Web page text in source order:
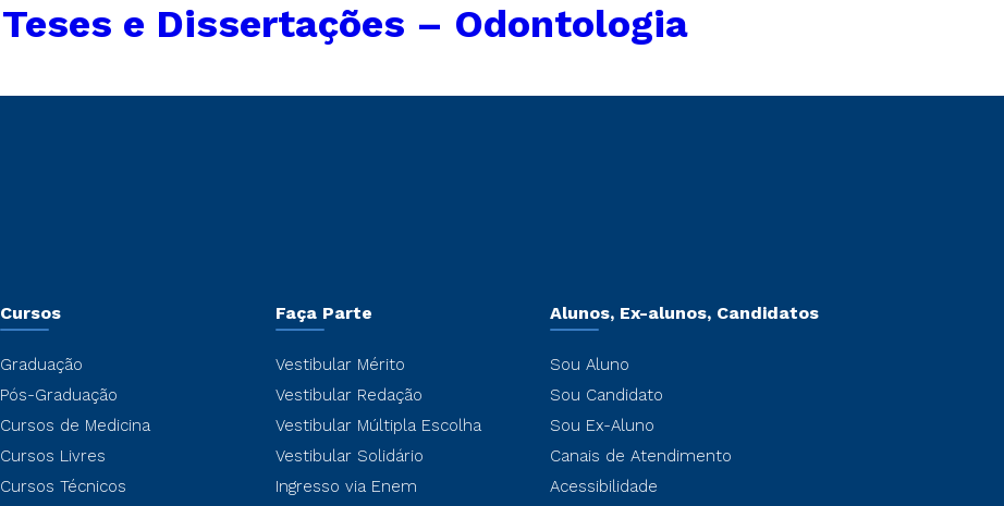
Teses e Dissertações – Odontologia
Cursos
Graduação
Pós-Graduação
Cursos de Medicina
Cursos Livres
Cursos Técnicos
Faça Parte
Vestibular Mérito
Vestibular Redação
Vestibular Múltipla Escolha
Vestibular Solidário
Ingresso via Enem
Alunos, Ex-alunos, Candidatos
Sou Aluno
Sou Candidato
Sou Ex-Aluno
Canais de Atendimento
Acessibilidade